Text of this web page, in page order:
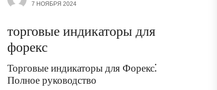
7 НОЯБРЯ 2024
торговые индикаторы для
форекс
Торговые индикаторы для Форекс⁚
Полное руководство